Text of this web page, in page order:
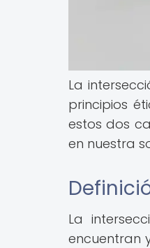
La
principios
estos dos
en nuestra
La
encuentran